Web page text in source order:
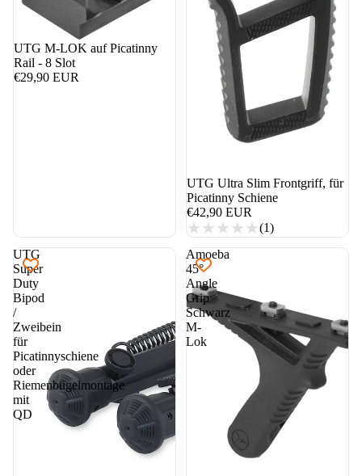
UTG M-LOK auf Picatinny
Rail - 8 Slot
€29,90 EUR
UTG Ultra Slim Frontgriff, für
Picatinny Schiene
€42,90 EUR
(1)
UTG
Super
Duty
Bipod
/
Zweibein
für
Picatinnyschiene
oder
Riemenbügelmontage
mit
QD
Amoeba
45°
Angle
Grip
Schwarz
M-
Lok